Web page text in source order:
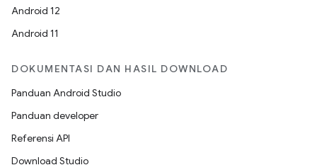
Android 12
Android 11
DOKUMENTASI DAN HASIL DOWNLOAD
Panduan Android Studio
Panduan developer
Referensi API
Download Studio